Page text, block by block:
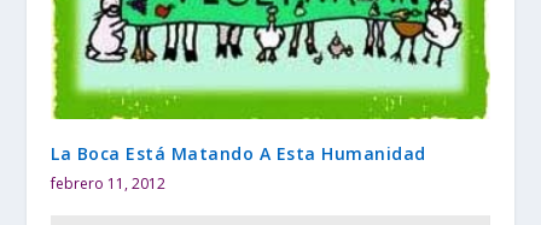
La Boca Está Matando A Esta Humanidad
febrero 11, 2012